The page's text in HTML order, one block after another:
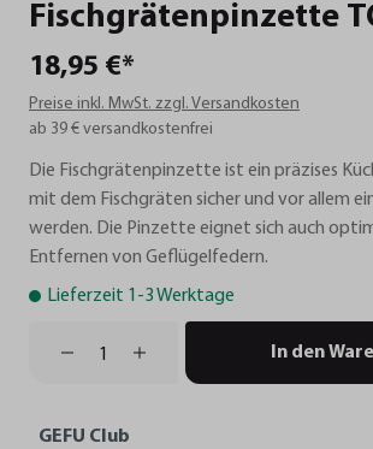
Fischgrätenpinzette
18,95 €*
Preise inkl. MwSt. zzgl. Versandkosten
ab 39 € versandkostenfrei
Die Fischgrätenpinzette ist ein präzises
mit dem Fischgräten sicher und vor allem
werden. Die Pinzette eignet sich auch
Entfernen von Geflügelfedern.
Lieferzeit 1-3 Werktage
In den
GEFU Club